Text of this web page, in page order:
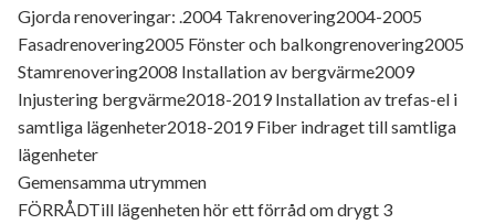
Gjorda renoveringar: .2004 Takrenovering2004-2005
Fasadrenovering2005 Fönster och balkongrenovering2005
Stamrenovering2008 Installation av bergvärme2009
Injustering bergvärme2018-2019 Installation av trefas-el i
samtliga lägenheter2018-2019 Fiber indraget till samtliga
lägenheter
Gemensamma utrymmen
FÖRRÅDTill lägenheten hör ett förråd om drygt 3